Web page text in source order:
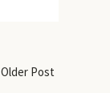
Older Post